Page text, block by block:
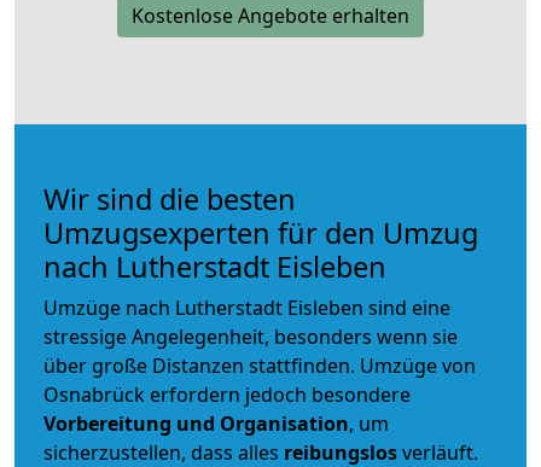
Kostenlose Angebote erhalten
Wir sind die besten
Umzugsexperten für den Umzug
nach Lutherstadt Eisleben
Umzüge nach Lutherstadt Eisleben sind eine
stressige Angelegenheit, besonders wenn sie
über große Distanzen stattfinden. Umzüge von
Osnabrück erfordern jedoch besondere
Vorbereitung und Organisation, um
sicherzustellen, dass alles reibungslosverläuft.